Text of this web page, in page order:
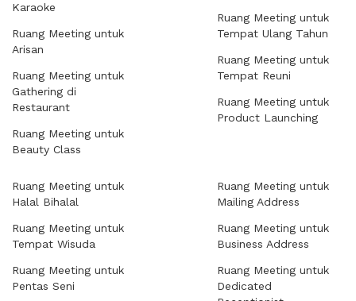
Karaoke
Ruang Meeting untuk
Arisan
Ruang Meeting untuk
Gathering di
Restaurant
Ruang Meeting untuk
Beauty Class
Ruang Meeting untuk
Tempat Ulang Tahun
Ruang Meeting untuk
Tempat Reuni
Ruang Meeting untuk
Product Launching
Ruang Meeting untuk
Halal Bihalal
Ruang Meeting untuk
Tempat Wisuda
Ruang Meeting untuk
Pentas Seni
Ruang Meeting untuk
Mailing Address
Ruang Meeting untuk
Business Address
Ruang Meeting untuk
Dedicated